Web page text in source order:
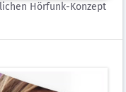
Hörfunk-Konzept